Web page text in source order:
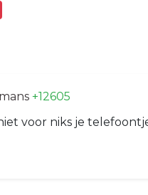
+12605
voor niks je